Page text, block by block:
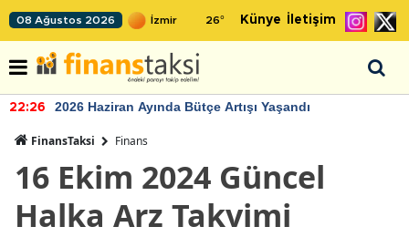
08 Ağustos 2026 26° Künye İletişim
22:26 2026 Haziran Ayında Bütçe Artışı Yaşandı
FinansTaksi Finans
16 Ekim 2024 Güncel
Halka Arz Takvimi